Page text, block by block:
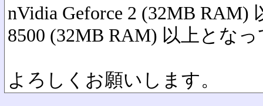
nVidia Geforce 2 (32MB RAM)
8500 (32MB RAM) 以上とな
よろしくお願いします。